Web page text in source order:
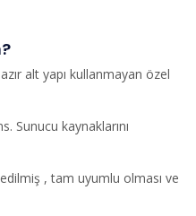
alt yapı kullanmayan özel
Sunucu kaynaklarını
, tam uyumlu olması ve